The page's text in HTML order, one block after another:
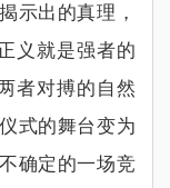
示出的真理，
义就是强者的
者对搏的自然
式的舞台变为
确定的一场竞